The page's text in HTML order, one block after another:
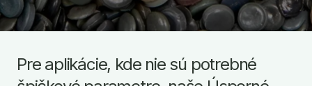
Pre aplikácie, kde nie sú potrebné